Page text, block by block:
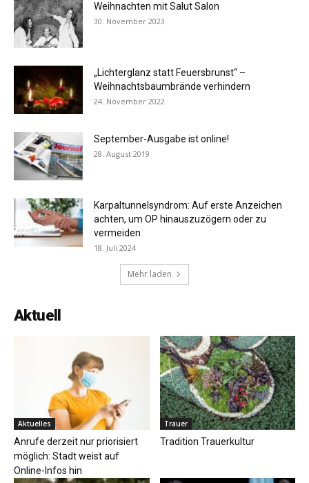
Weihnachten mit Salut Salon
30. November 2023
„Lichterglanz statt Feuersbrunst“ –
Weihnachtsbaumbrände verhindern
24. November 2022
September-Ausgabe ist online!
28. August 2019
Karpaltunnelsyndrom: Auf erste Anzeichen
achten, um OP hinauszuzögern oder zu
vermeiden
18. Juli 2024
Mehr laden
Aktuell
Aktuelles
Anrufe derzeit nur priorisiert
möglich: Stadt weist auf
Online-Infos hin
Trauer
Tradition Trauerkultur